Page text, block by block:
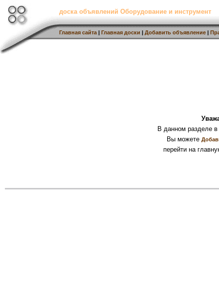
доска объявлений Оборудование и инструмент
Главная сайта | Главная доски | Добавить объявление |
В данном разделе
Вы можете
перейти на